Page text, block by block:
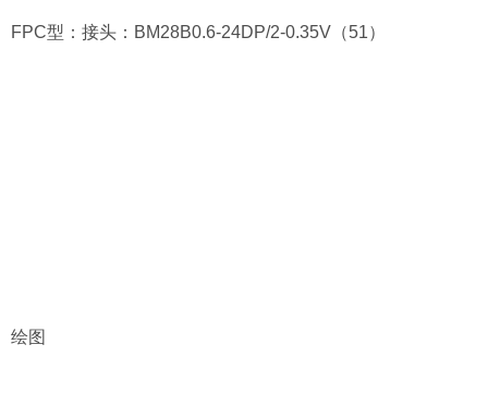
FPC型：接头：BM28B0.6-24DP/2-0.35V（51）
绘图